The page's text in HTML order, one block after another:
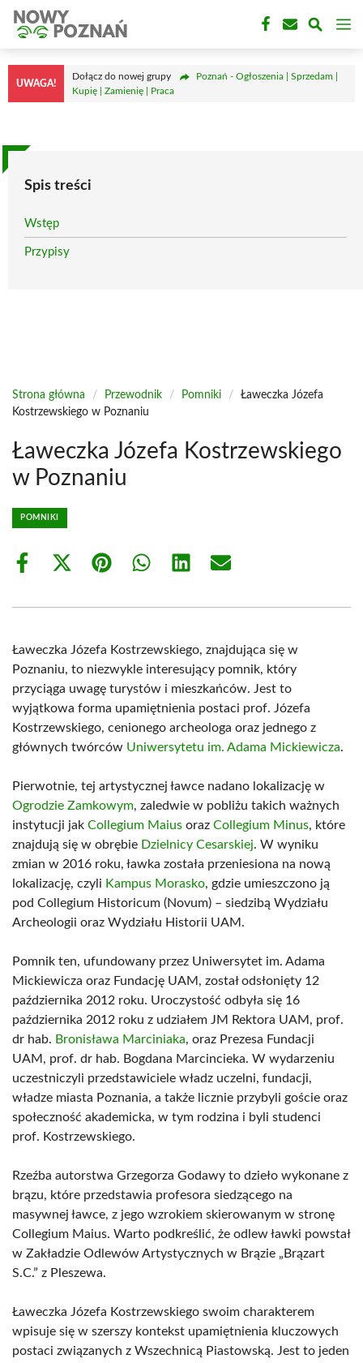
Przejdź
treści
UWAGA!
Dołącz do nowej grupy
Poznań - Ogłoszenia | Sprzedam |
Kupię | Zamienię | Praca
Spis treści
Wstęp
Przypisy
Strona główna / Przewodnik / Pomniki /
Ławeczka Józefa
Kostrzewskiego w Poznaniu
Ławeczka Józefa Kostrzewskiego
w Poznaniu
POMNIKI
Share
Share
(Twitter)
Share Share Share Share
Ławeczka Józefa Kostrzewskiego, znajdująca się w
Poznaniu, to niezwykle interesujący pomnik, który
przyciąga uwagę turystów i mieszkańców. Jest to
wyjątkowa forma upamiętnienia postaci prof. Józefa
Kostrzewskiego, cenionego archeologa oraz jednego z
głównych twórców Uniwersytetu im. Adama Mickiewicza.
Pierwotnie, tej artystycznej ławce nadano lokalizację w
Ogrodzie Zamkowym, zaledwie w pobliżu takich ważnych
instytucji jak Collegium Maius oraz Collegium Minus, które
znajdują się w obrębie Dzielnicy Cesarskiej. W wyniku
zmian w 2016 roku, ławka została przeniesiona na nową
lokalizację, czyli Kampus Morasko, gdzie umieszczono ją
pod Collegium Historicum (Novum) – siedzibą Wydziału
Archeologii oraz Wydziału Historii UAM.
Pomnik ten, ufundowany przez Uniwersytet im. Adama
Mickiewicza oraz Fundację UAM, został odsłonięty 12
października 2012 roku. Uroczystość odbyła się 16
października 2012 roku z udziałem JM Rektora UAM, prof.
dr hab. Bronisława Marciniaka, oraz Prezesa Fundacji
UAM, prof. dr hab. Bogdana Marcincieka. W wydarzeniu
uczestniczyli przedstawiciele władz uczelni, fundacji,
władze miasta Poznania, a także licznie przybyli goście oraz
społeczność akademicka, w tym rodzina i byli studenci
prof. Kostrzewskiego.
Rzeźba autorstwa Grzegorza Godawy to dzieło wykonane z
brązu, które przedstawia profesora siedzącego na
masywnej ławce, z jego wzrokiem skierowanym w stronę
Collegium Maius. Warto podkreślić, że odlew ławki powstał
w Zakładzie Odlewów Artystycznych w Brązie „Brązart
S.C.” z Pleszewa.
Ławeczka Józefa Kostrzewskiego swoim charakterem
wpisuje się w szerszy kontekst upamiętnienia kluczowych
postaci związanych z Wszechnicą Piastowską. Jest to jeden